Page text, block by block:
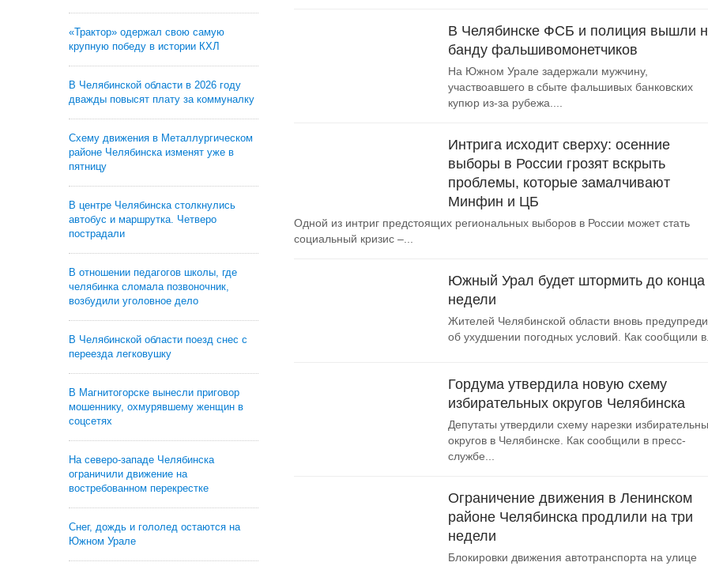
«Трактор» одержал свою самую
крупную победу в истории КХЛ
В Челябинской области в 2026 году
дважды повысят плату за коммуналку
Схему движения в Металлургическом
районе Челябинска изменят уже в
пятницу
В центре Челябинска столкнулись
автобус и маршрутка. Четверо
пострадали
В отношении педагогов школы, где
челябинка сломала позвоночник,
возбудили уголовное дело
В Челябинской области поезд снес с
переезда легковушку
В Магнитогорске вынесли приговор
мошеннику, охмурявшему женщин в
соцсетях
На северо-западе Челябинска
ограничили движение на
востребованном перекрестке
Снег, дождь и гололед остаются на
Южном Урале
В Челябинске ФСБ и полиция вышли
банду фальшивомонетчиков
На Южном Урале задержали мужчину,
участвоавшего в сбыте фальшивых банковских
купюр из-за рубежа....
Интрига исходит сверху: осенние
выборы в России грозят вскрыть
проблемы, которые замалчивают
Минфин и ЦБ
Одной из интриг предстоящих региональных выборов в России может стать
социальный кризис –...
Южный Урал будет штормить до конца
недели
Жителей Челябинской области вновь
об ухудшении погодных условий. Как сообщили
Гордума утвердила новую схему
избирательных округов Челябинска
Депутаты утвердили схему нарезки
округов в Челябинске. Как сообщили в пресс-
службе...
Ограничение движения в Ленинском
районе Челябинска продлили на три
недели
Блокировки движения автотранспорта на улице